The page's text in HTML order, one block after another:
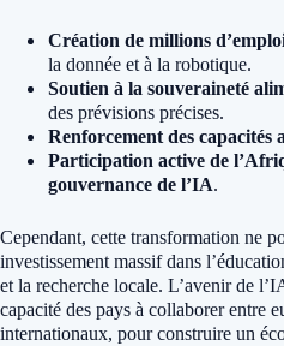
Création de millions
la donnée et à la robotique.
Soutien à la souveraineté
des prévisions précises.
Renforcement des capacités
Participation active de
gouvernance de l’IA.
Cependant, cette transformation ne
investissement massif dans
et la recherche locale. L’avenir de
capacité des pays à collaborer entre
internationaux, pour construire un